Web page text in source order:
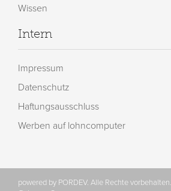
Wissen
Intern
Impressum
Datenschutz
Haftungsausschluss
Werben auf lohncomputer
powered by PORDEV. Alle Rechte